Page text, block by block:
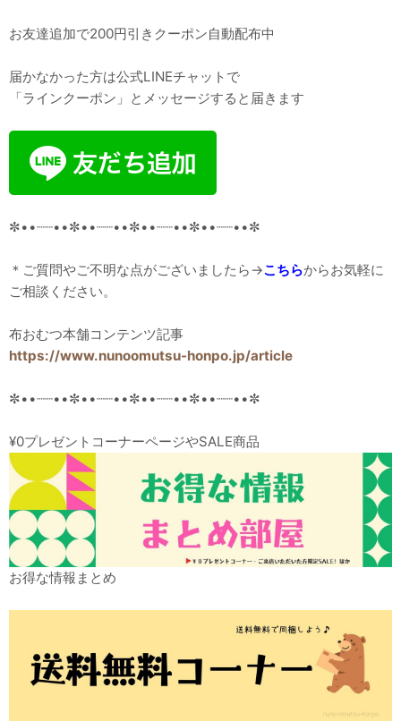
お友達追加で200円引きクーポン自動配布中
届かなかった方は公式LINEチャットで
「ラインクーポン」とメッセージすると届きます
✼••┈┈••✼••┈┈••✼••┈┈••✼••┈┈••✼
＊ご質問やご不明な点がございましたら→こちらからお気軽に
ご相談ください。
布おむつ本舗コンテンツ記事
https://www.nunoomutsu-honpo.jp/article
✼••┈┈••✼••┈┈••✼••┈┈••✼••┈┈••✼
¥0プレゼントコーナーページやSALE商品
お得な情報まとめ